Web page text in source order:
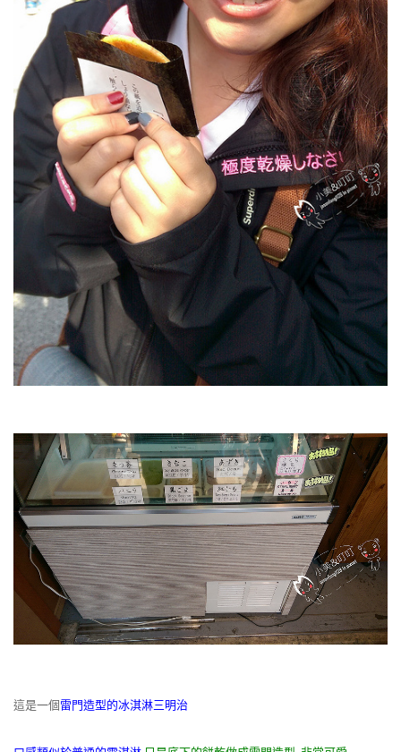
這是一個 雷門造型的冰淇淋三明治